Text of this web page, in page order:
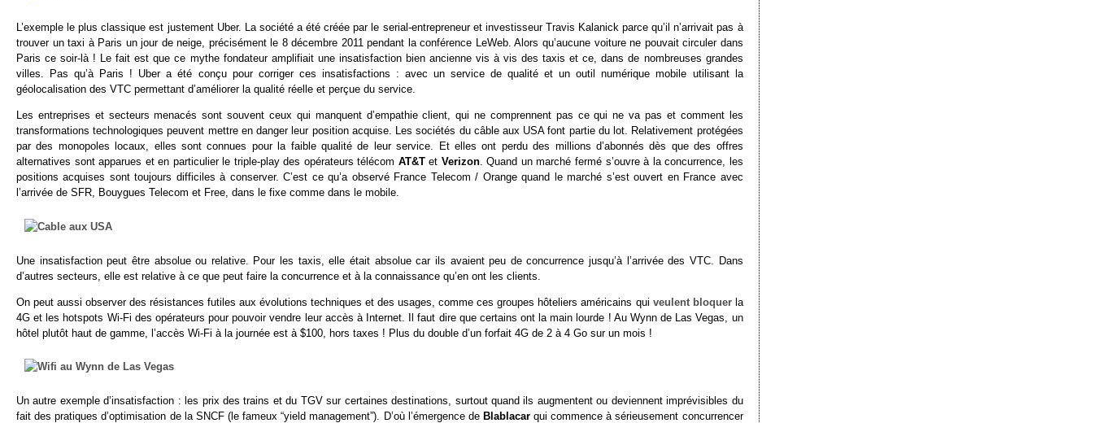
L’exemple le plus classique est justement Uber. La société a été créée par le serial-entrepreneur et investisseur Travis Kalanick parce qu’il n’arrivait pas à
trouver un taxi à Paris un jour de neige, précisément le 8 décembre 2011 pendant la conférence LeWeb. Alors qu’aucune voiture ne pouvait circuler dans
Paris ce soir-là ! Le fait est que ce mythe fondateur amplifiait une insatisfaction bien ancienne vis à vis des taxis et ce, dans de nombreuses grandes
villes. Pas qu’à Paris ! Uber a été conçu pour corriger ces insatisfactions : avec un service de qualité et un outil numérique mobile utilisant la
géolocalisation des VTC permettant d’améliorer la qualité réelle et perçue du service.
Les entreprises et secteurs menacés sont souvent ceux qui manquent d’empathie client, qui ne comprennent pas ce qui ne va pas et comment les
transformations technologiques peuvent mettre en danger leur position acquise. Les sociétés du câble aux USA font partie du lot. Relativement protégées
par des monopoles locaux, elles sont connues pour la faible qualité de leur service. Et elles ont perdu des millions d’abonnés dès que des offres
alternatives sont apparues et en particulier le triple-play des opérateurs télécom AT&Tet Verizon. Quand un marché fermé s’ouvre à la concurrence, les
positions acquises sont toujours difficiles à conserver. C’est ce qu’a observé France Telecom / Orange quand le marché s’est ouvert en France avec
l’arrivée de SFR, Bouygues Telecom et Free, dans le fixe comme dans le mobile.
Une insatisfaction peut être absolue ou relative. Pour les taxis, elle était absolue car ils avaient peu de concurrence jusqu’à l’arrivée des VTC. Dans
d’autres secteurs, elle est relative à ce que peut faire la concurrence et à la connaissance qu’en ont les clients.
On peut aussi observer des résistances futiles aux évolutions techniques et des usages, comme ces groupes hôteliers américains qui veulent bloquerla
4G et les hotspots Wi-Fi des opérateurs pour pouvoir vendre leur accès à Internet. Il faut dire que certains ont la main lourde ! Au Wynn de Las Vegas, un
hôtel plutôt haut de gamme, l’accès Wi-Fi à la journée est à $100, hors taxes ! Plus du double d’un forfait 4G de 2 à 4 Go sur un mois !
Un autre exemple d’insatisfaction : les prix des trains et du TGV sur certaines destinations, surtout quand ils augmentent ou deviennent imprévisibles du
fait des pratiques d’optimisation de la SNCF (le fameux “yield management”). D’où l’émergence de Blablacarqui commence à sérieusement concurrencer